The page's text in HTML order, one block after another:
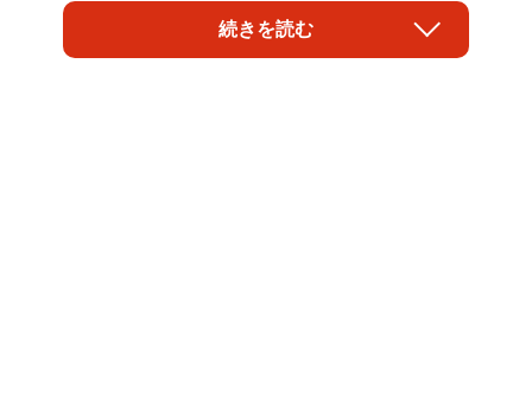
さんから「夕食どうするの？何か作ろうか？」とメール
続きを読む